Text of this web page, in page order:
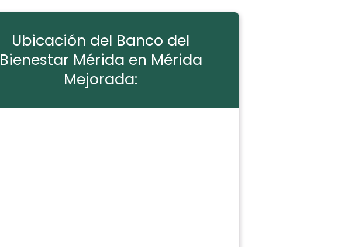
Ubicación del Banco del
Bienestar Mérida en Mérida
Mejorada: